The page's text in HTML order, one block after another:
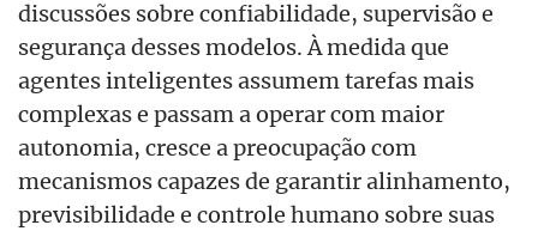
discussões sobre confiabilidade, supervisão e
segurança desses modelos. À medida que
agentes inteligentes assumem tarefas mais
complexas e passam a operar com maior
autonomia, cresce a preocupação com
mecanismos capazes de garantir alinhamento,
previsibilidade e controle humano sobre suas